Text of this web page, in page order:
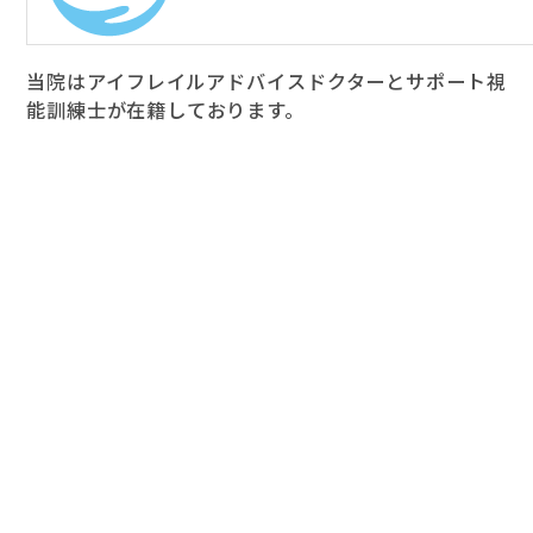
当院はアイフレイルアドバイスドクターとサポート視
能訓練士が在籍しております。